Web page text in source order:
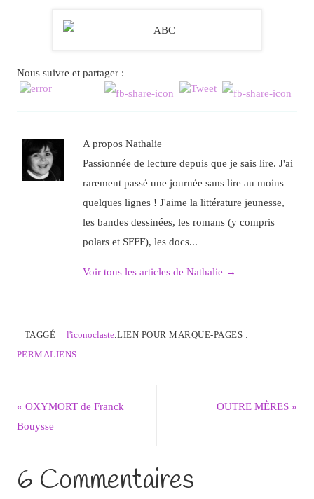
Nous suivre et partager :
A propos Nathalie
Passionnée de lecture depuis que je sais lire. J'ai
rarement passé une journée sans lire au moins
quelques lignes ! J'aime la littérature jeunesse,
les bandes dessinées, les romans (y compris
polars et SFFF), les docs...
Voir tous les articles de Nathalie →
TAGGÉ l'iconoclaste.LIEN POUR MARQUE-PAGES :
PERMALIENS.
« OXYMORT de Franck
Bouysse
OUTRE MÈRES»
6 Commentaires